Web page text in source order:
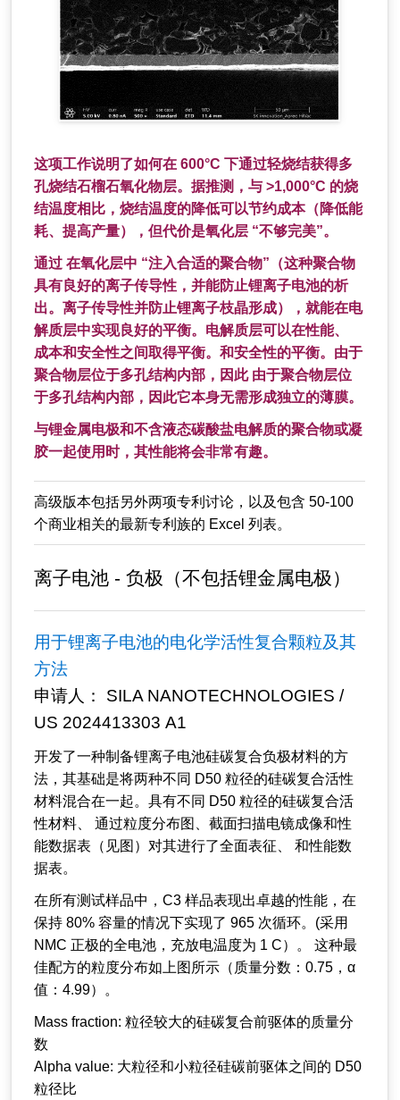
这项工作说明了如何在 600°C 下通过轻烧结获得多
孔烧结石榴石氧化物层。据推测，与 >1,000°C 的烧
结温度相比，烧结温度的降低可以节约成本（降低能
耗、提高产量），但代价是氧化层 “不够完美”。
通过 在氧化层中 “注入合适的聚合物”（这种聚合物
具有良好的离子传导性，并能防止锂离子电池的析
出。离子传导性并防止锂离子枝晶形成），就能在电
解质层中实现良好的平衡。电解质层可以在性能、
成本和安全性之间取得平衡。和安全性的平衡。由于
聚合物层位于多孔结构内部，因此 由于聚合物层位
于多孔结构内部，因此它本身无需形成独立的薄膜。
与锂金属电极和不含液态碳酸盐电解质的聚合物或凝
胶一起使用时，其性能将会非常有趣。
高级版本包括另外两项专利讨论，以及包含 50-100
个商业相关的最新专利族的 Excel 列表。
离子电池 - 负极（不包括锂金属电极）
用于锂离子电池的电化学活性复合颗粒及其
方法
申请人： SILA NANOTECHNOLOGIES /
US 2024413303 A1
开发了一种制备锂离子电池硅碳复合负极材料的方
法，其基础是将两种不同 D50 粒径的硅碳复合活性
材料混合在一起。具有不同 D50 粒径的硅碳复合活
性材料、 通过粒度分布图、截面扫描电镜成像和性
能数据表（见图）对其进行了全面表征、 和性能数
据表。
在所有测试样品中，C3 样品表现出卓越的性能，在
保持 80% 容量的情况下实现了 965 次循环。(采用
NMC 正极的全电池，充放电温度为 1 C）。 这种最
佳配方的粒度分布如上图所示（质量分数：0.75，α
值：4.99）。
Mass fraction: 粒径较大的硅碳复合前驱体的质量分
数
Alpha value: 大粒径和小粒径硅碳前驱体之间的 D50
粒径比